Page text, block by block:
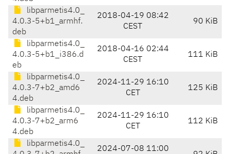
libparmetis4.0_
4.0.3-5+b1_armhf.
deb
2018-04-19 08:42
CEST
90 KiB
libparmetis4.0_
4.0.3-5+b1_i386.d
eb
2018-04-16 02:44
CEST
111 KiB
libparmetis4.0_
4.0.3-7+b2_amd6
4.deb
2024-11-29 16:10
CET
125 KiB
libparmetis4.0_
4.0.3-7+b2_arm6
4.deb
2024-11-29 16:10
CET
112 KiB
libparmetis4.0_
2024-07-08 11:00